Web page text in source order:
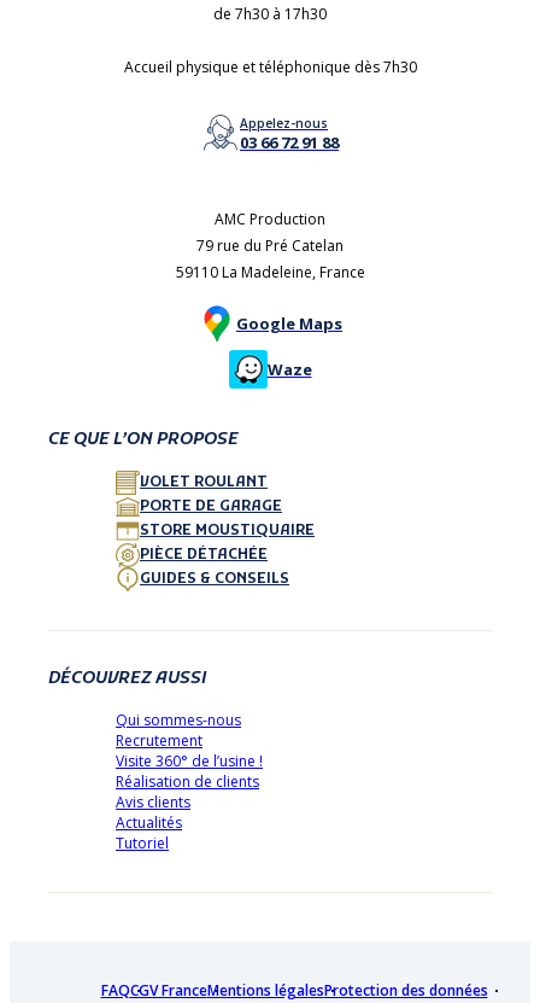
de 7h30 à 17h30
Accueil physique et téléphonique dès 7h30
Appelez-nous
03 66 72 91 88
AMC Production
79 rue du Pré Catelan
59110 La Madeleine, France
Google Maps
Waze
CE QUE L’ON PROPOSE
VOLET ROULANT
PORTE DE GARAGE
STORE MOUSTIQUAIRE
PIÈCE DÉTACHÉE
GUIDES & CONSEILS
DÉCOUVREZ AUSSI
Qui sommes-nous
Recrutement
Visite 360° de l’usine !
Réalisation de clients
Avis clients
Actualités
Tutoriel
FAQCGV FranceMentions légalesProtection des données